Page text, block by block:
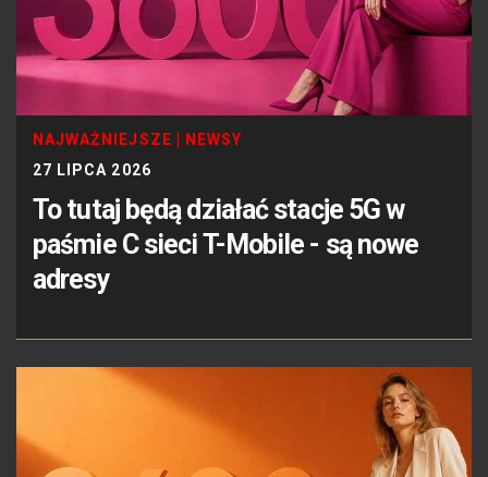
NAJWAŻNIEJSZE
NEWSY
27 LIPCA 2026
To tutaj będą działać stacje 5G w
paśmie C sieci T-Mobile - są nowe
adresy